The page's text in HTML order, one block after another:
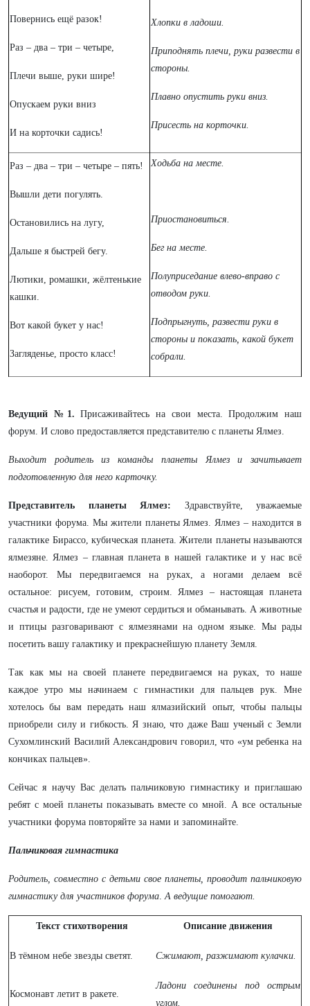
Повернись ещё разок!
Раз – два – три – четыре,
Плечи выше, руки шире!
Опускаем руки вниз
И на корточки садись!
Хлопки в ладоши.
Приподнять плечи, руки развести в
стороны.
Плавно опустить руки вниз.
Присесть на корточки.
Раз – два – три – четыре – пять!
Вышли дети погулять.
Остановились на лугу,
Дальше я быстрей бегу.
Лютики, ромашки, жёлтенькие
кашки.
Вот какой букет у нас!
Загляденье, просто класс!
Ходьба на месте.
Приостановиться.
Бег на месте.
Полуприседание влево-вправо с
отводом руки.
Подпрыгнуть, развести руки в
стороны и показать, какой букет
собрали.
Ведущий №1.Присаживайтесь на свои места. Продолжим наш
форум. И слово предоставляется представителю с планеты Ялмез.
Выходит родитель из команды планеты Ялмез и зачитывает
подготовленную для него карточку.
Представитель планеты Ялмез: Здравствуйте, уважаемые
участники форума. Мы жители планеты Ялмез. Ялмез – находится в
галактике Бирассо, кубическая планета. Жители планеты называются
ялмезяне. Ялмез – главная планета в нашей галактике и у нас всё
наоборот. Мы передвигаемся на руках, а ногами делаем всё
остальное: рисуем, готовим, строим. Ялмез – настоящая планета
счастья и радости, где не умеют сердиться и обманывать. А животные
и птицы разговаривают с ялмезянами на одном языке. Мы рады
посетить вашу галактику и прекраснейшую планету Земля.
Так как мы на своей планете передвигаемся на руках, то наше
каждое утро мы начинаем с гимнастики для пальцев рук. Мне
хотелось бы вам передать наш ялмазийский опыт, чтобы пальцы
приобрели силу и гибкость. Я знаю, что даже Ваш ученый с Земли
Сухомлинский Василий Александрович говорил, что «ум ребенка на
кончиках пальцев».
Сейчас я научу Вас делать пальчиковую гимнастику и приглашаю
ребят с моей планеты показывать вместе со мной. А все остальные
участники форума повторяйте за нами и запоминайте.
Пальчиковая гимнастика
Родитель, совместно с детьми свое планеты, проводит пальчиковую
гимнастику для участников форума.А ведущие помогают.
Текст стихотворения Описание движения
В тёмном небе звезды светят. Сжимают, разжимают кулачки.
Космонавт летит в ракете.
Ладони соединены под острым
углом.